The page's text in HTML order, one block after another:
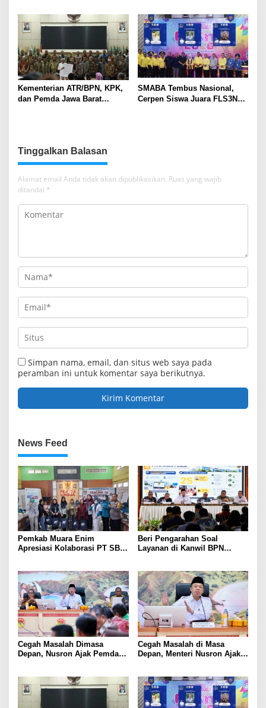
Rumah Ibadah di NTT
Tanah Rumah Ibadah di NTT
Kementerian ATR/BPN, KPK,
dan Pemda Jawa Barat
SMABA Tembus Nasional,
Cerpen Siswa Juara FLS3N
Tinggalkan Balasan
Alamat email Anda tidak akan dipublikasikan. Ruas yang wajib
ditandai *
Simpan nama, email, dan situs web saya pada
peramban ini untuk komentar saya berikutnya.
News Feed
Pemkab Muara Enim
Apresiasi Kolaborasi PT SBS
Beri Pengarahan Soal
Layanan di Kanwil BPN
Pandang Masyarakat
Cegah Masalah Dimasa
Depan, Nusron Ajak Pemda
Cegah Masalah di Masa
Depan, Menteri Nusron Ajak